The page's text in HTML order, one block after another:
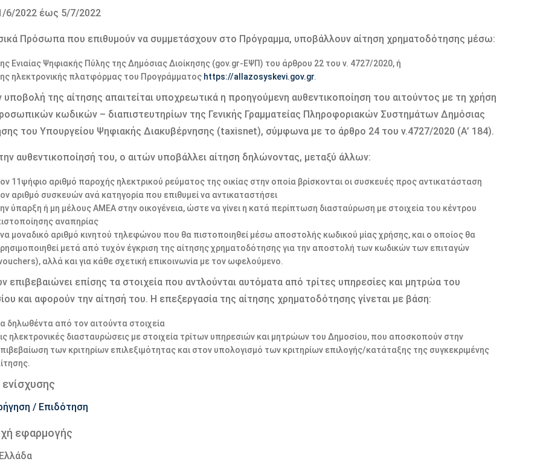
6/2022 έως 5/7/2022
Πρόσωπα που επιθυμούν να συμμετάσχουν στο Πρόγραμμα, υποβάλλουν αίτηση χρηματοδότησης μέσω:
Ενιαίας Ψηφιακής Πύλης της Δημόσιας Διοίκησης (gov.gr-ΕΨΠ) του άρθρου 22 του ν. 4727/2020, ή
ηλεκτρονικής πλατφόρμας του Προγράμματος https://allazosyskevi.gov.gr.
υποβολή της αίτησης απαιτείται υποχρεωτικά η προηγούμενη αυθεντικοποίηση του αιτούντος με τη χρήση
κωδικών – διαπιστευτηρίων της Γενικής Γραμματείας Πληροφοριακών Συστημάτων Δημόσιας
του Υπουργείου Ψηφιακής Διακυβέρνησης (taxisnet), σύμφωνα με το άρθρο 24 του ν.4727/2020 (Α’ 184).
αυθεντικοποίησή του, ο αιτών υποβάλλει αίτηση δηλώνοντας, μεταξύ άλλων:
11ψήφιο αριθμό παροχής ηλεκτρικού ρεύματος της οικίας στην οποία βρίσκονται οι συσκευές προς αντικατάσταση
αριθμό συσκευών ανά κατηγορία που επιθυμεί να αντικαταστήσει
ύπαρξη ή μη μέλους ΑΜΕΑ στην οικογένεια, ώστε να γίνει η κατά περίπτωση διασταύρωση με στοιχεία του κέντρου
αναπηρίας
μοναδικό αριθμό κινητού τηλεφώνου που θα πιστοποιηθεί μέσω αποστολής κωδικού μίας χρήσης, και ο οποίος θα
μετά από τυχόν έγκριση της αίτησης χρηματοδότησης για την αποστολή των κωδικών των επιταγών
αλλά και για κάθε σχετική επικοινωνία με τον ωφελούμενο.
επιβεβαιώνει επίσης τα στοιχεία που αντλούνται αυτόματα από τρίτες υπηρεσίες και μητρώα του
και αφορούν την αίτησή του. Η επεξεργασία της αίτησης χρηματοδότησης γίνεται με βάση:
δηλωθέντα από τον αιτούντα στοιχεία
ηλεκτρονικές διασταυρώσεις με στοιχεία τρίτων υπηρεσιών και μητρώων του Δημοσίου, που αποσκοπούν στην
των κριτηρίων επιλεξιμότητας και στον υπολογισμό των κριτηρίων επιλογής/κατάταξης της συγκεκριμένης
ενίσχυσης
/ Επιδότηση
εφαρμογής